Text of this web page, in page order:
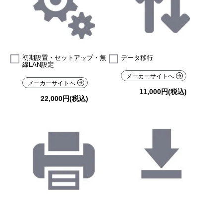
初期設置・セットアップ・無
線LAN設定
メーカーサイトへ
22,000円(税込)
データ移行
メーカーサイトへ
11,000円(税込)